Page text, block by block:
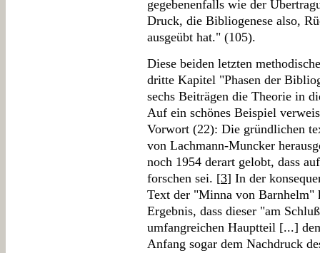
gegebenenfalls wie der
Druck, die Bibliogenese also,
ausgeübt hat." (105).
Diese beiden letzten
dritte Kapitel "Phasen der
sechs Beiträgen die Theorie in
Auf ein schönes Beispiel
Vorwort (22): Die gründlichen
von Lachmann-Muncker
noch 1954 derart gelobt, dass
forschen sei. [3] In der
Text der "Minna von Barnhelm"
Ergebnis, dass dieser "am
umfangreichen Hauptteil [...]
Anfang sogar dem Nachdruck